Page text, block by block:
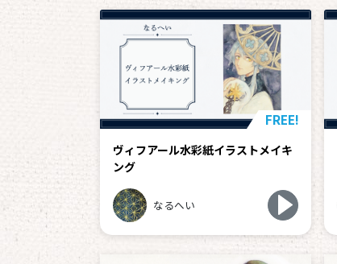
FREE!
ヴィフアール水彩紙イラストメイキ
ング
なるへい